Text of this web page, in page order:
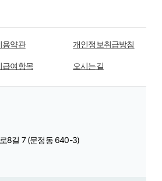
용약관
개인정보취급방침
급여항목 오시는길
8길 7 (문정동 640-3)